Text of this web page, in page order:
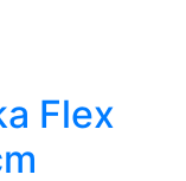
Flex